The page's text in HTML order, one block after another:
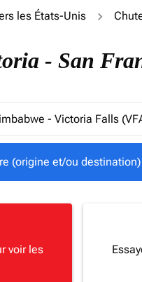
les États-Unis
- San
(origine et/ou
(origine et/ou
voir les